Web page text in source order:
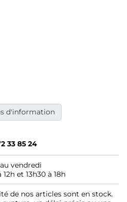
d'information
33 85 24
vendredi
12h et 13h30 à 18h
de nos articles sont en stock.